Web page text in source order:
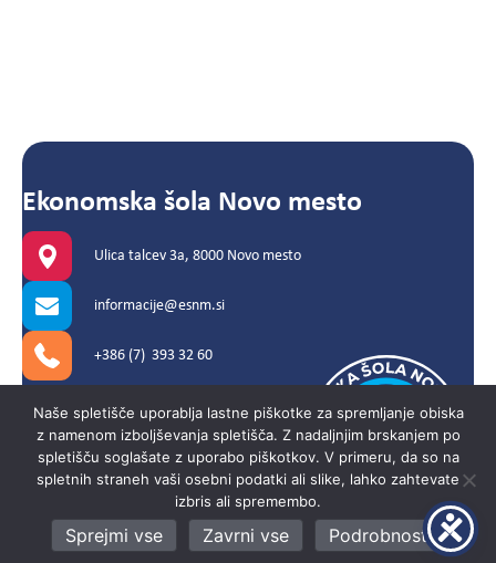
Ekonomska šola Novo mesto
Ulica talcev 3a, 8000 Novo mesto
informacije@esnm.si
+386 (7) 393 32 60
© 2026 Ekonomska šola Novo
mesto. Vse pravice pridržane.
Naše spletišče uporablja lastne piškotke za spremljanje obiska
z namenom izboljševanja spletišča. Z nadaljnjim brskanjem po
spletišču soglašate z uporabo piškotkov. V primeru, da so na
spletnih straneh vaši osebni podatki ali slike, lahko zahtevate
izbris ali spremembo.
Sprejmi vse Zavrni vse Podrobnosti